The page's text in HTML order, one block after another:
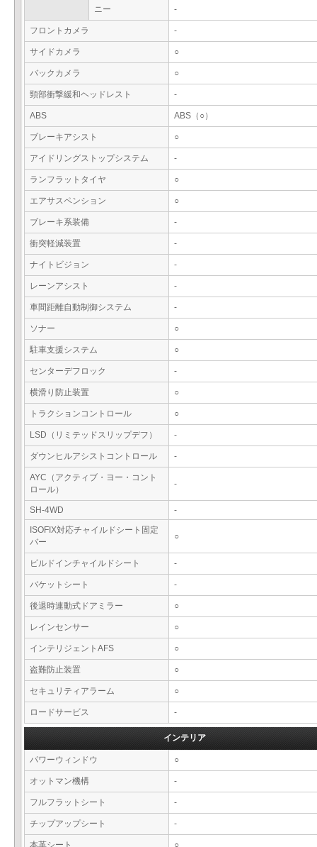
ニー -
フロントカメラ -
サイドカメラ ○
バックカメラ ○
頸部衝撃緩和ヘッドレスト -
ABS ABS（○）
ブレーキアシスト ○
アイドリングストップシステム -
ランフラットタイヤ ○
エアサスペンション ○
ブレーキ系装備 -
衝突軽減装置 -
ナイトビジョン -
レーンアシスト -
車間距離自動制御システム -
ソナー ○
駐車支援システム ○
センターデフロック -
横滑り防止装置 ○
トラクションコントロール ○
LSD（リミテッドスリップデフ） -
ダウンヒルアシストコントロール -
AYC（アクティブ・ヨー・コント
ロール）
-
SH-4WD
-
ISOFIX対応チャイルドシート固定
バー
○
ビルドインチャイルドシート -
バケットシート -
後退時連動式ドアミラー ○
レインセンサー ○
インテリジェントAFS ○
盗難防止装置 ○
セキュリティアラーム ○
ロードサービス -
インテリア
パワーウィンドウ ○
オットマン機構 -
フルフラットシート -
チップアップシート -
本革シート ○